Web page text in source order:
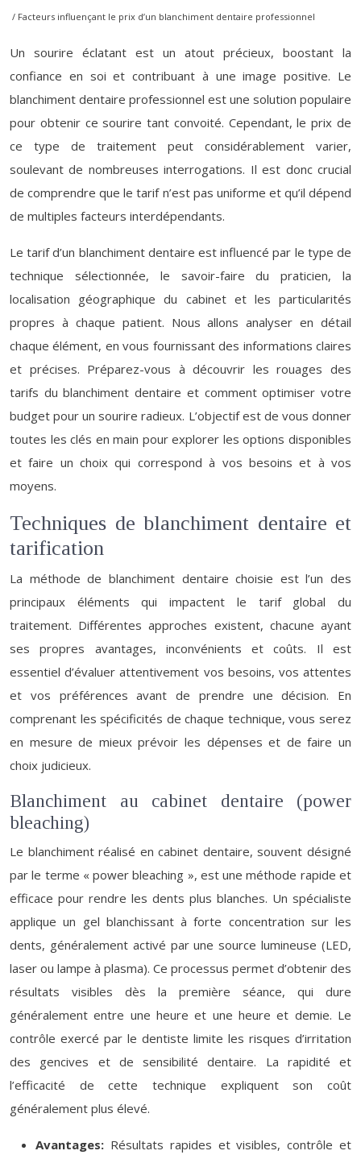
/ Facteurs influençant le prix d’un blanchiment dentaire professionnel
Un sourire éclatant est un atout précieux, boostant la
confiance en soi et contribuant à une image positive. Le
blanchiment dentaire professionnel est une solution populaire
pour obtenir ce sourire tant convoité. Cependant, le prix de
ce type de traitement peut considérablement varier,
soulevant de nombreuses interrogations. Il est donc crucial
de comprendre que le tarif n’est pas uniforme et qu’il dépend
de multiples facteurs interdépendants.
Le tarif d’un blanchiment dentaire est influencé par le type de
technique sélectionnée, le savoir-faire du praticien, la
localisation géographique du cabinet et les particularités
propres à chaque patient. Nous allons analyser en détail
chaque élément, en vous fournissant des informations claires
et précises. Préparez-vous à découvrir les rouages des
tarifs du blanchiment dentaire et comment optimiser votre
budget pour un sourire radieux. L’objectif est de vous donner
toutes les clés en main pour explorer les options disponibles
et faire un choix qui correspond à vos besoins et à vos
moyens.
Techniques de blanchiment dentaire et
tarification
La méthode de blanchiment dentaire choisie est l’un des
principaux éléments qui impactent le tarif global du
traitement. Différentes approches existent, chacune ayant
ses propres avantages, inconvénients et coûts. Il est
essentiel d’évaluer attentivement vos besoins, vos attentes
et vos préférences avant de prendre une décision. En
comprenant les spécificités de chaque technique, vous serez
en mesure de mieux prévoir les dépenses et de faire un
choix judicieux.
Blanchiment au cabinet dentaire (power
bleaching)
Le blanchiment réalisé en cabinet dentaire, souvent désigné
par le terme « power bleaching », est une méthode rapide et
efficace pour rendre les dents plus blanches. Un spécialiste
applique un gel blanchissant à forte concentration sur les
dents, généralement activé par une source lumineuse (LED,
laser ou lampe à plasma). Ce processus permet d’obtenir des
résultats visibles dès la première séance, qui dure
généralement entre une heure et une heure et demie. Le
contrôle exercé par le dentiste limite les risques d’irritation
des gencives et de sensibilité dentaire. La rapidité et
l’efficacité de cette technique expliquent son coût
généralement plus élevé.
Avantages: Résultats rapides et visibles, contrôle et